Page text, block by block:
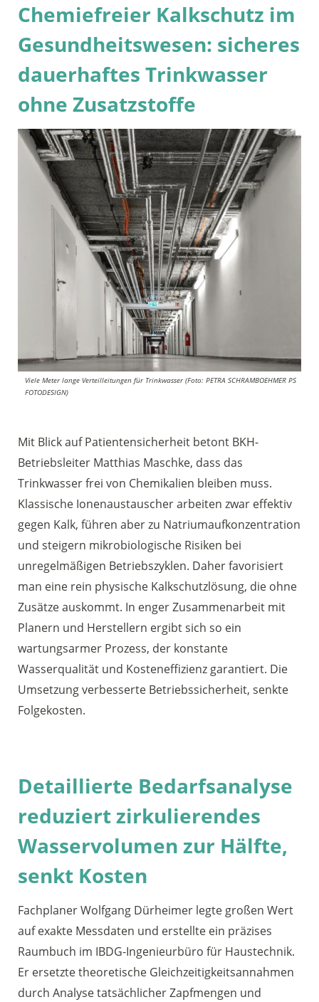
Chemiefreier Kalkschutz im
Gesundheitswesen: sicheres
dauerhaftes Trinkwasser
ohne Zusatzstoffe
Viele Meter lange Verteilleitungen für Trinkwasser (Foto: PETRA SCHRAMBOEHMER PS
FOTODESIGN)
Mit Blick auf Patientensicherheit betont BKH-
Betriebsleiter Matthias Maschke, dass das
Trinkwasser frei von Chemikalien bleiben muss.
Klassische Ionenaustauscher arbeiten zwar effektiv
gegen Kalk, führen aber zu Natriumaufkonzentration
und steigern mikrobiologische Risiken bei
unregelmäßigen Betriebszyklen. Daher favorisiert
man eine rein physische Kalkschutzlösung, die ohne
Zusätze auskommt. In enger Zusammenarbeit mit
Planern und Herstellern ergibt sich so ein
wartungsarmer Prozess, der konstante
Wasserqualität und Kosteneffizienz garantiert. Die
Umsetzung verbesserte Betriebssicherheit, senkte
Folgekosten.
Detaillierte Bedarfsanalyse
reduziert zirkulierendes
Wasservolumen zur Hälfte,
senkt Kosten
Fachplaner Wolfgang Dürheimer legte großen Wert
auf exakte Messdaten und erstellte ein präzises
Raumbuch im IBDG-Ingenieurbüro für Haustechnik.
Er ersetzte theoretische Gleichzeitigkeitsannahmen
durch Analyse tatsächlicher Zapfmengen und